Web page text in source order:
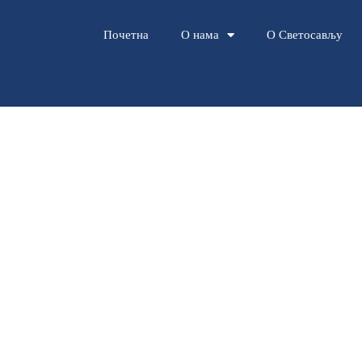
Почетна О нама О Светосављу